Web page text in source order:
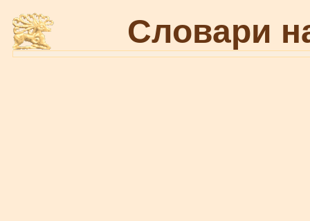
Словари